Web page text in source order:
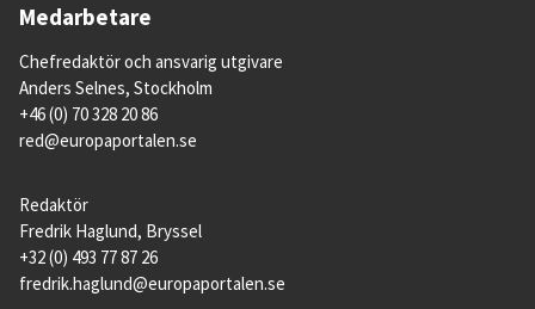
Medarbetare
Chefredaktör och ansvarig utgivare
Anders Selnes, Stockholm
+46 (0) 70 328 20 86
red@europaportalen.se
Redaktör
Fredrik Haglund, Bryssel
+32 (0) 493 77 87 26
fredrik.haglund@europaportalen.se